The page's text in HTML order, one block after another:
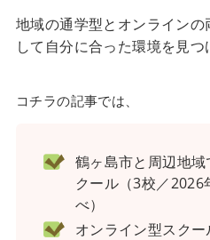
地域の通学型とオンライン
して自分に合った環境を見つ
コチラの記事では、
鶴ヶ島市と周辺地
クール（3校／2026
べ）
オンライン型スク